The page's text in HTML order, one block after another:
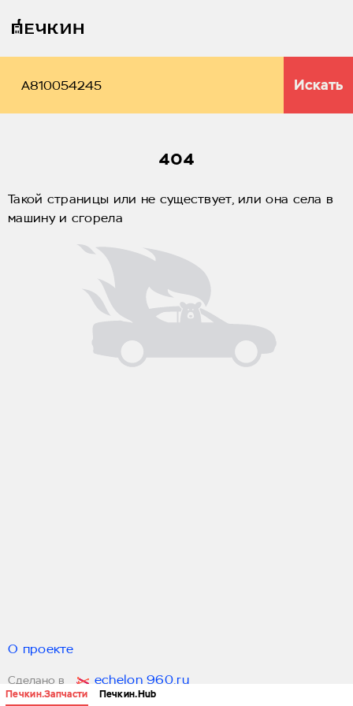
Печкин.Запчасти Печкин.Hub
Искать
404
Такой страницы или не существует, или она села в
машину и сгорела
О проекте
Сделано в echelon 960.ru